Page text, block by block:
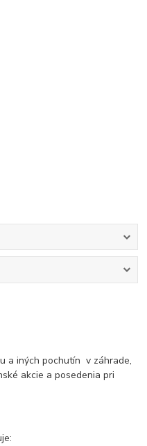
a iných pochutín v záhrade,
akcie a posedenia pri